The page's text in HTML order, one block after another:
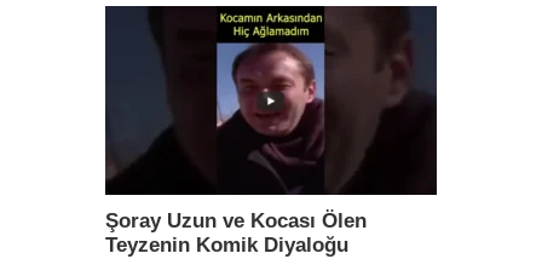
Şoray Uzun ve Kocası Ölen
Teyzenin Komik Diyaloğu